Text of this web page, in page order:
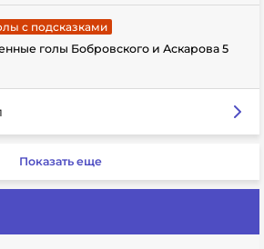
с подсказками
голы Бобровского и Аскарова 5
Показать еще